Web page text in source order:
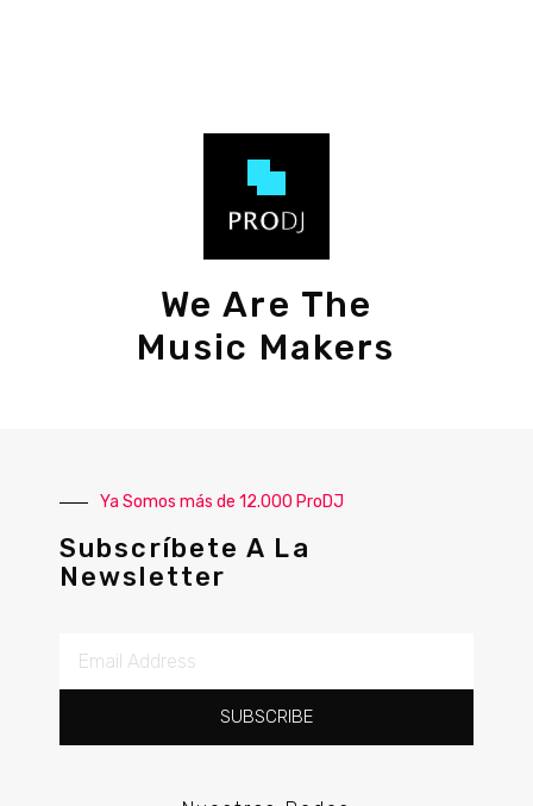
We Are The
Music Makers
Ya Somos más de 12.000 ProDJ
Subscríbete A La
Newsletter
SUBSCRIBE